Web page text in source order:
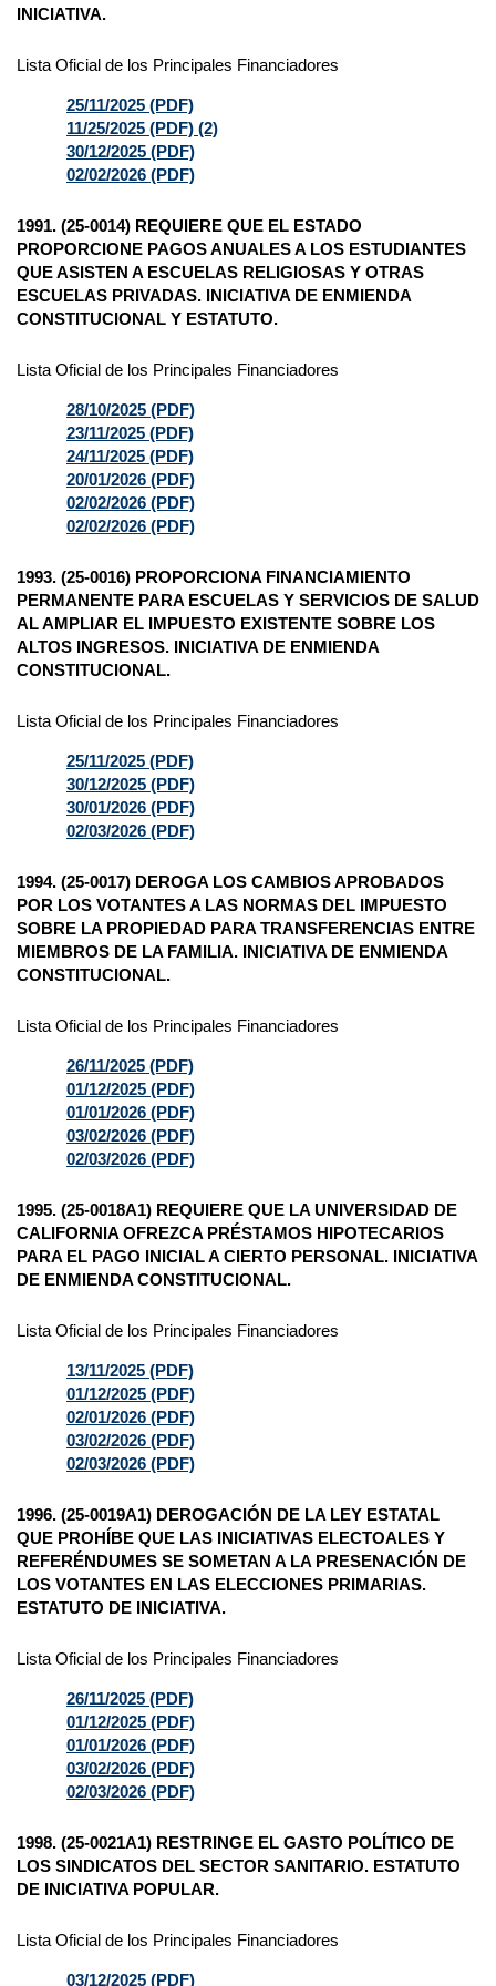
INICIATIVA.
Lista Oficial de los Principales Financiadores
25/11/2025 (PDF)
11/25/2025 (PDF) (2)
30/12/2025 (PDF)
02/02/2026 (PDF)
1991. (25-0014) REQUIERE QUE EL ESTADO
PROPORCIONE PAGOS ANUALES A LOS ESTUDIANTES
QUE ASISTEN A ESCUELAS RELIGIOSAS Y OTRAS
ESCUELAS PRIVADAS. INICIATIVA DE ENMIENDA
CONSTITUCIONAL Y ESTATUTO.
Lista Oficial de los Principales Financiadores
28/10/2025 (PDF)
23/11/2025 (PDF)
24/11/2025 (PDF)
20/01/2026 (PDF)
02/02/2026 (PDF)
02/02/2026 (PDF)
1993. (25-0016) PROPORCIONA FINANCIAMIENTO
PERMANENTE PARA ESCUELAS Y SERVICIOS DE SALUD
AL AMPLIAR EL IMPUESTO EXISTENTE SOBRE LOS
ALTOS INGRESOS. INICIATIVA DE ENMIENDA
CONSTITUCIONAL.
Lista Oficial de los Principales Financiadores
25/11/2025 (PDF)
30/12/2025 (PDF)
30/01/2026 (PDF)
02/03/2026 (PDF)
1994. (25-0017) DEROGA LOS CAMBIOS APROBADOS
POR LOS VOTANTES A LAS NORMAS DEL IMPUESTO
SOBRE LA PROPIEDAD PARA TRANSFERENCIAS ENTRE
MIEMBROS DE LA FAMILIA. INICIATIVA DE ENMIENDA
CONSTITUCIONAL.
Lista Oficial de los Principales Financiadores
26/11/2025 (PDF)
01/12/2025 (PDF)
01/01/2026 (PDF)
03/02/2026 (PDF)
02/03/2026 (PDF)
1995. (25-0018A1) REQUIERE QUE LA UNIVERSIDAD DE
CALIFORNIA OFREZCA PRÉSTAMOS HIPOTECARIOS
PARA EL PAGO INICIAL A CIERTO PERSONAL. INICIATIVA
DE ENMIENDA CONSTITUCIONAL.
Lista Oficial de los Principales Financiadores
13/11/2025 (PDF)
01/12/2025 (PDF)
02/01/2026 (PDF)
03/02/2026 (PDF)
02/03/2026 (PDF)
1996. (25-0019A1) DEROGACIÓN DE LA LEY ESTATAL
QUE PROHÍBE QUE LAS INICIATIVAS ELECTOALES Y
REFERÉNDUMES SE SOMETAN A LA PRESENACIÓN DE
LOS VOTANTES EN LAS ELECCIONES PRIMARIAS.
ESTATUTO DE INICIATIVA.
Lista Oficial de los Principales Financiadores
26/11/2025 (PDF)
01/12/2025 (PDF)
01/01/2026 (PDF)
03/02/2026 (PDF)
02/03/2026 (PDF)
1998. (25-0021A1) RESTRINGE EL GASTO POLÍTICO DE
LOS SINDICATOS DEL SECTOR SANITARIO. ESTATUTO
DE INICIATIVA POPULAR.
Lista Oficial de los Principales Financiadores
03/12/2025 (PDF)